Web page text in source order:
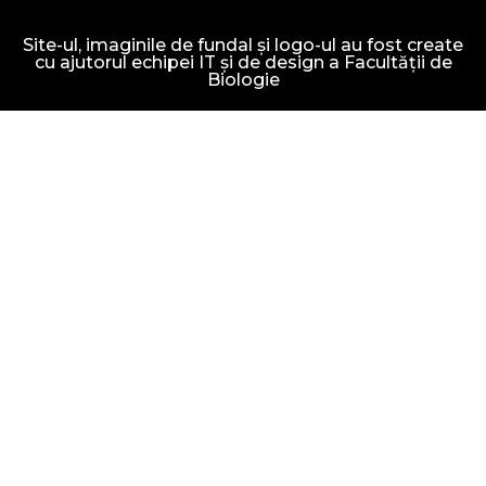
Site-ul, imaginile de fundal și logo-ul au fost create
cu ajutorul echipei IT și de design a Facultății de
Biologie